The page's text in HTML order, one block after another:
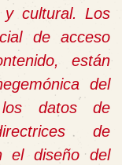
y cultural. Los
de acceso
están
del
datos de
de
el diseño del